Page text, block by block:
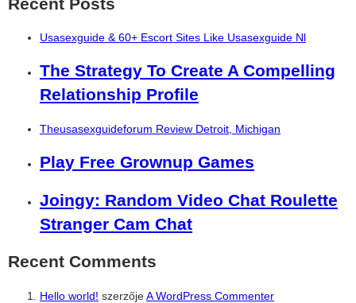
Usasexguide & 60+ Escort Sites Like Usasexguide Nl
The Strategy To Create A Compelling
Relationship Profile
Theusasexguideforum Review Detroit, Michigan
Play Free Grownup Games
Joingy: Random Video Chat Roulette
Stranger Cam Chat
Recent Comments
Hello world! szerzőjeA WordPress Commenter